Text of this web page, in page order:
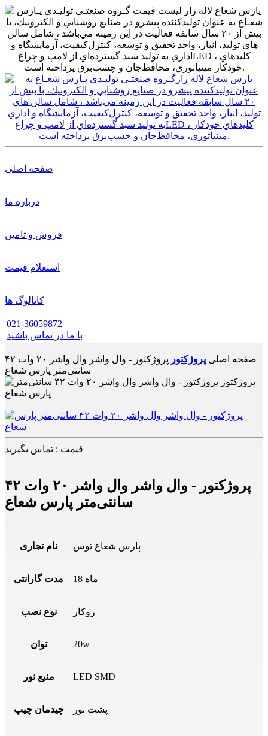
صفحه اصلی
درباره ما
فروش و تامین
استعلام قیمت
کاتالوگ ها
021-36059872
با ما در تماس باشید
صفحه اصلی پروژکتور
پروژکتور - وال واشر وال واشر ۲۰ وات ۴۲
سانتی‌متر پارس شعاع
قیمت : تماس بگیرید
پروژکتور - وال واشر وال واشر ۲۰ وات ۴۲
سانتی‌متر پارس شعاع
نام تجاری پارس شعاع توس
مدت گارانتی 18 ماه
نوع نصب روکار
توان 20w
منبع نور LED SMD
چیدمان چیپ پشت نور